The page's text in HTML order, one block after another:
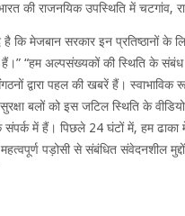
की राजनयिक उपस्थिति में
है कि मेजबान सरकार इन प्रतिष्ठानों
“हम अल्पसंख्यकों की स्थिति के
द्वारा पहल की खबरें हैं।
बलों को इस जटिल स्थिति के
संपर्क में हैं। पिछले 24 घंटों में, हम ढाका
पड़ोसी से संबंधित संवेदनशील